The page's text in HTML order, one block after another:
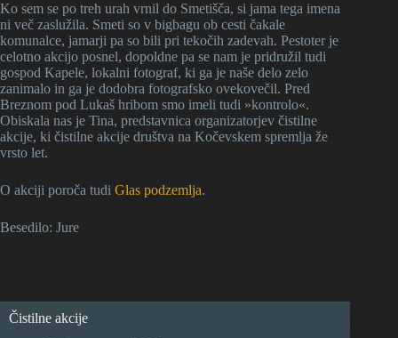
Ko sem se po treh urah vrnil do Smetišča, si jama tega imena
ni več zaslužila. Smeti so v bigbagu ob cesti čakale
komunalce, jamarji pa so bili pri tekočih zadevah. Pestoter je
celotno akcijo posnel, dopoldne pa se nam je pridružil tudi
gospod Kapele, lokalni fotograf, ki ga je naše delo zelo
zanimalo in ga je dodobra fotografsko ovekovečil. Pred
Breznom pod Lukaš hribom smo imeli tudi »kontrolo«.
Obiskala nas je Tina, predstavnica organizatorjev čistilne
akcije, ki čistilne akcije društva na Kočevskem spremlja že
vrsto let.
O akciji poroča tudi Glas podzemlja.
Besedilo: Jure
Čistilne akcije